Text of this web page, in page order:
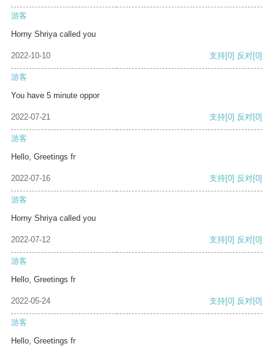
游客
Horny Shriya called you
2022-10-10 支持[0] 反对[0]
游客
You have 5 minute oppor
2022-07-21 支持[0] 反对[0]
游客
Hello, Greetings fr
2022-07-16 支持[0] 反对[0]
游客
Horny Shriya called you
2022-07-12 支持[0] 反对[0]
游客
Hello, Greetings fr
2022-05-24 支持[0] 反对[0]
游客
Hello, Greetings fr